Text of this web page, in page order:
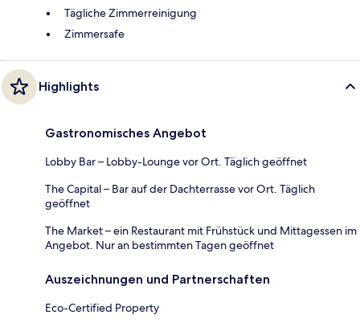
Tägliche Zimmerreinigung
Zimmersafe
Highlights
Gastronomisches Angebot
Lobby Bar – Lobby-Lounge vor Ort. Täglich geöffnet
The Capital – Bar auf der Dachterrasse vor Ort. Täglich
geöffnet
The Market – ein Restaurant mit Frühstück und Mittagessen im
Angebot. Nur an bestimmten Tagen geöffnet
Auszeichnungen und Partnerschaften
Eco-Certified Property